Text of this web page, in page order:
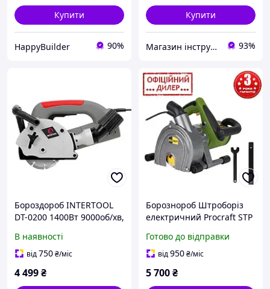
Купити
HappyBuilder 90%
Купити
Магазин інструментів "Lew-74" 93%
Бороздороб INTERTOOL
DT-0200 1400Вт 9000об/хв,
В наявності
від750₴/міс
4 499₴
Борознороб Штроборіз
електричний Procraft STP
мм / 22.2 мм, 45 мм)
Готово до відправки
від950₴/міс
5 700₴